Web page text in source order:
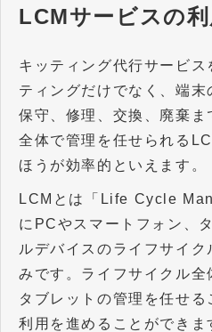
LCMサービスの
キッティング代行サービス
ティングだけでなく、端末
保守、修理、交換、廃棄
全体で管理を任せられる
ほうが効率的といえます。
LCMとは「Life Cycle
にPCやスマートフォン、
ルデバイスのライフサイク
みです。ライフサイクル全
タブレットの管理を任せ
利用を進めることができま